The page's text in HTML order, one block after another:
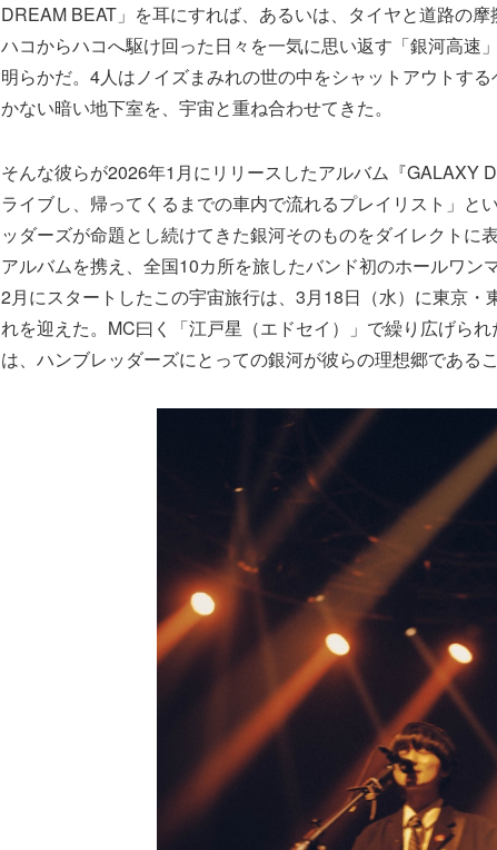
DREAM BEAT」を耳にすれば、あるいは、タイヤと道路の
ハコからハコへ駆け回った日々を一気に思い返す「銀河高速
明らかだ。4人はノイズまみれの世の中をシャットアウトす
かない暗い地下室を、宇宙と重ね合わせてきた。
そんな彼らが2026年1月にリリースしたアルバム『GALAXY
ライブし、帰ってくるまでの車内で流れるプレイリスト」と
ッダーズが命題とし続けてきた銀河そのものをダイレクトに
アルバムを携え、全国10カ所を旅したバンド初のホールワン
2月にスタートしたこの宇宙旅行は、3月18日（水）に東京・
れを迎えた。MC曰く「江戸星（エドセイ）」で繰り広げら
は、ハンブレッダーズにとっての銀河が彼らの理想郷であるこ